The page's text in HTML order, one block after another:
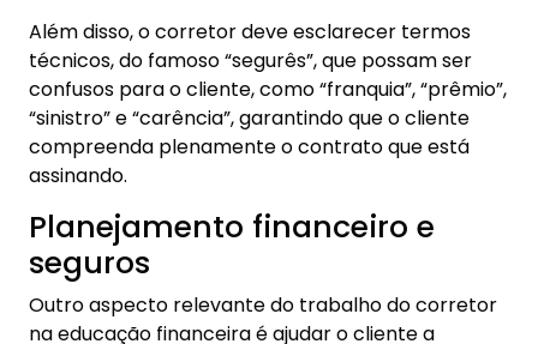
Além disso, o corretor deve esclarecer termos
técnicos, do famoso “segurês”, que possam ser
confusos para o cliente, como “franquia”, “prêmio”,
“sinistro” e “carência”, garantindo que o cliente
compreenda plenamente o contrato que está
assinando.
Planejamento financeiro e
seguros
Outro aspecto relevante do trabalho do corretor
na educação financeira é ajudar o cliente a